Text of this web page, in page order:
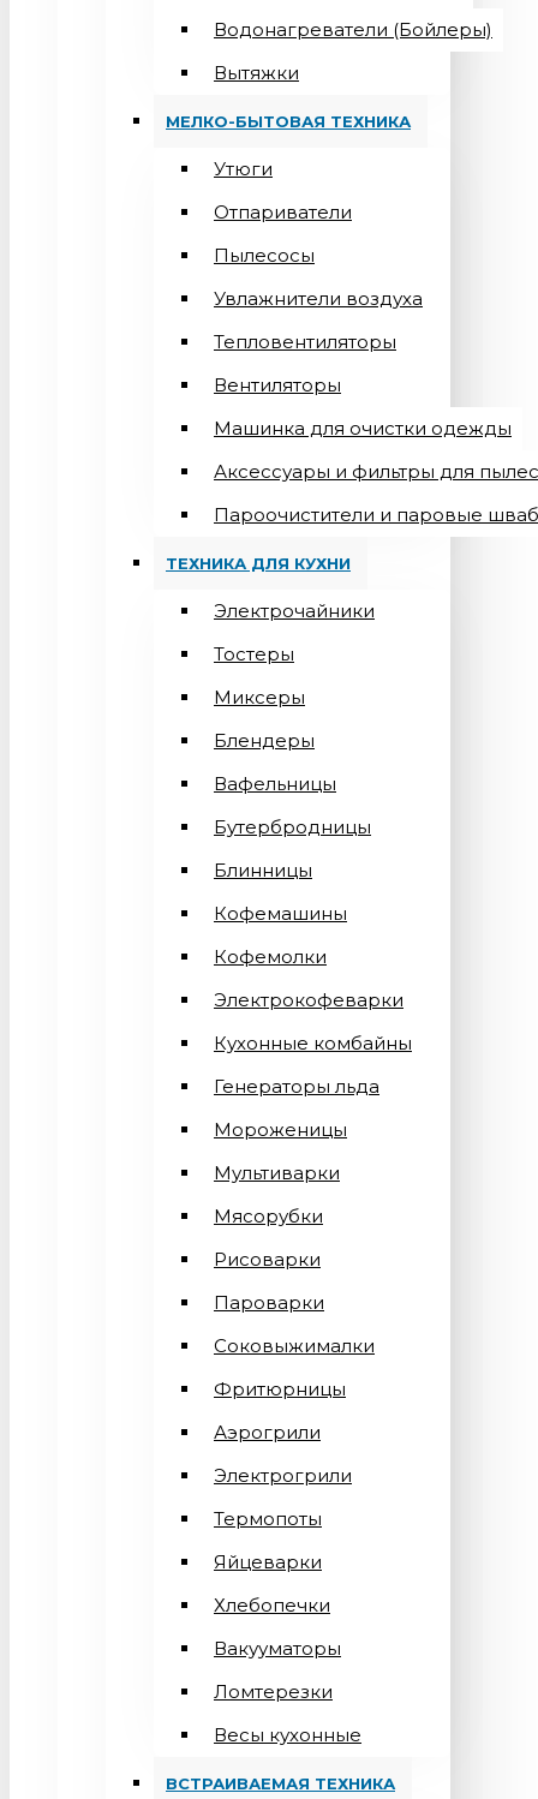
Водонагреватели (Бойлеры)
Вытяжки
МЕЛКО-БЫТОВАЯ ТЕХНИКА
Утюги
Отпариватели
Пылесосы
Увлажнители воздуха
Тепловентиляторы
Вентиляторы
Машинка для очистки одежды
Аксессуары и фильтры для
Пароочистители и паровые
ТЕХНИКА ДЛЯ КУХНИ
Электрочайники
Тостеры
Миксеры
Блендеры
Вафельницы
Бутербродницы
Блинницы
Кофемашины
Кофемолки
Электрокофеварки
Кухонные комбайны
Генераторы льда
Мороженицы
Мультиварки
Мясорубки
Рисоварки
Пароварки
Соковыжималки
Фритюрницы
Аэрогрили
Электрогрили
Термопоты
Яйцеварки
Хлебопечки
Вакууматоры
Ломтерезки
Весы кухонные
ВСТРАИВАЕМАЯ ТЕХНИКА